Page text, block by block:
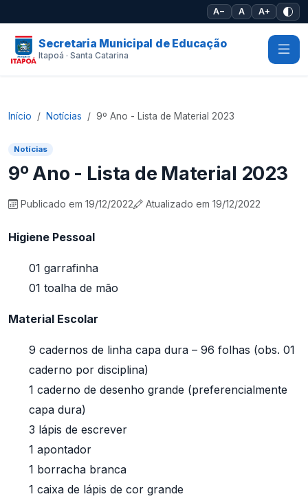
A− A A+
Secretaria Municipal de Educação
Itapoá · Santa Catarina
Início Notícias 9º Ano - Lista de Material 2023
Notícias
9º Ano - Lista de Material 2023
Publicado em 19/12/2022 Atualizado em 19/12/2022
Higiene Pessoal
01 garrafinha
01 toalha de mão
Material Escolar
9 cadernos de linha capa dura – 96 folhas (obs. 01
caderno por disciplina)
1 caderno de desenho grande (preferencialmente
capa dura)
3 lápis de escrever
1 apontador
1 borracha branca
1 caixa de lápis de cor grande